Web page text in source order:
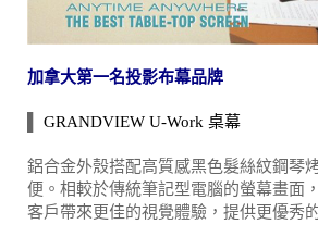
加拿大第一名投影布幕品牌
GRANDVIEW U-Work 桌幕
鋁合金外殼搭配高質感黑色髮絲紋鋼琴
便。相較於傳統筆記型電腦的螢幕畫面
客戶帶來更佳的視覺體驗，提供更優秀